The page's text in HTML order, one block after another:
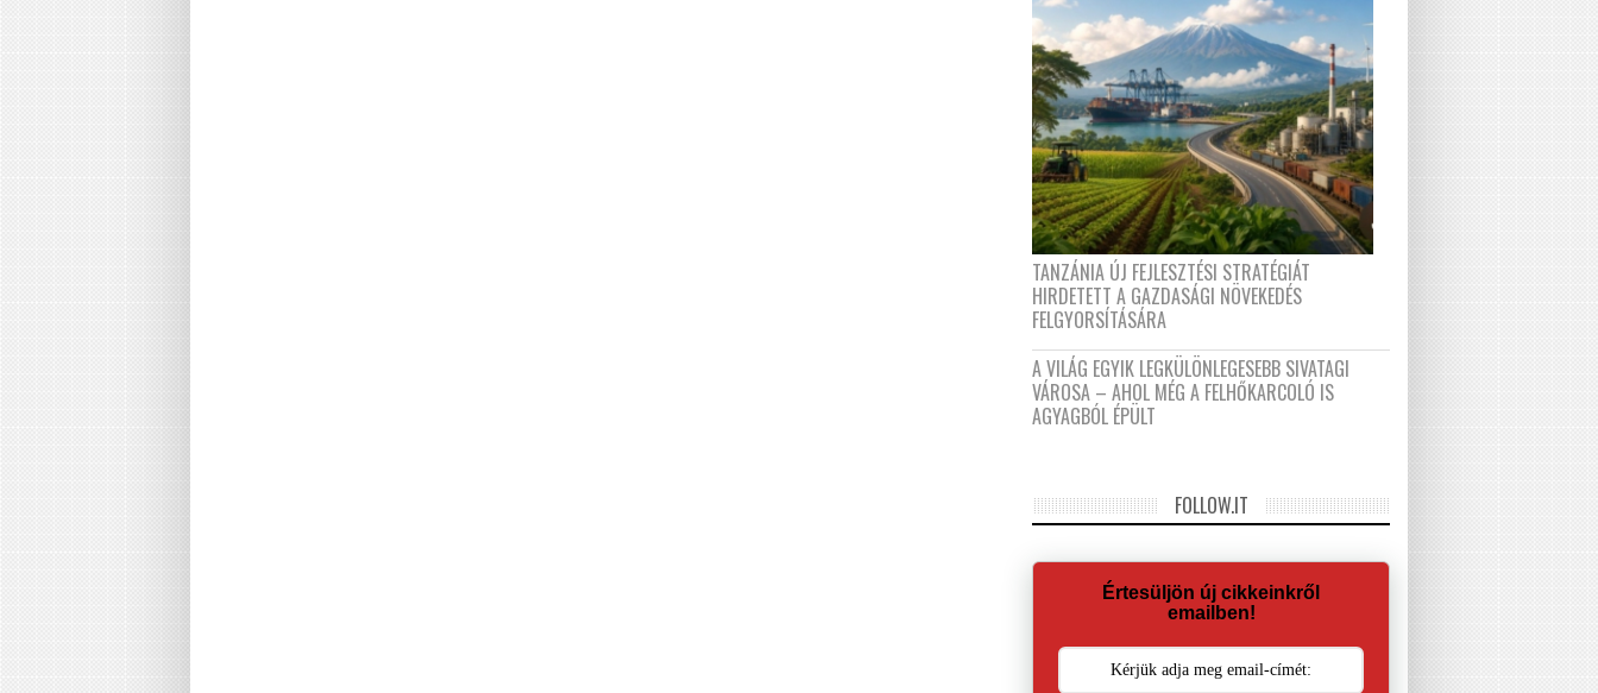
TANZÁNIA ÚJ FEJLESZTÉSI STRATÉGIÁT
HIRDETETT A GAZDASÁGI NÖVEKEDÉS
FELGYORSÍTÁSÁRA
A VILÁG EGYIK LEGKÜLÖNLEGESEBB SIVATAGI
VÁROSA – AHOL MÉG A FELHŐKARCOLÓ IS
AGYAGBÓL ÉPÜLT
FOLLOW.IT
Értesüljön új cikkeinkről
emailben!